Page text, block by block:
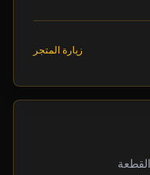
زيارة المتجر